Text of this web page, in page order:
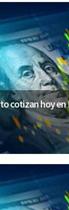
cotizan hoy